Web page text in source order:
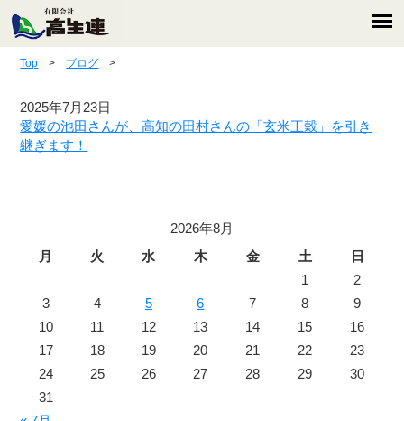
Top > ブログ >
2025年7月23日
愛媛の池田さんが、高知の田村さんの「玄米王穀」を引き
継ぎます！
2026年8月
月
火 水 木 金 土
日
1
2
3
4 5 6 7 8
9
10
11 12 13 14 15
16
17
18 19 20 21 22
23
24
25 26 27 28 29
30
31